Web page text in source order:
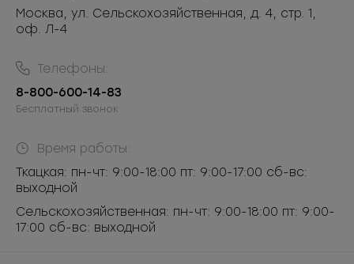
Москва, ул. Сельскохозяйственная, д. 4, стр. 1,
оф. Л-4
Телефоны:
8-800-600-14-83
Бесплатный звонок
Время работы:
Ткацкая: пн-чт: 9:00-18:00 пт: 9:00-17:00 сб-вс:
выходной
Сельскохозяйственная: пн-чт: 9:00-18:00 пт: 9:00-
17:00 сб-вс: выходной